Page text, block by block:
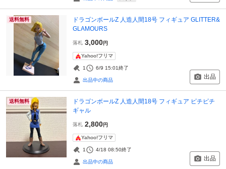
送料無料
ドラゴンボールZ 人造人間18号 フィギュア GLITTER&
GLAMOURS
落札 3,000円
Yahoo!フリマ
1 6/9 15:01終了
出品中の商品 出品
送料無料
ドラゴンボールZ 人造人間18号 フィギュア ピチピチ
ギャル
落札 2,800円
Yahoo!フリマ
1 4/18 08:50終了
出品中の商品 出品